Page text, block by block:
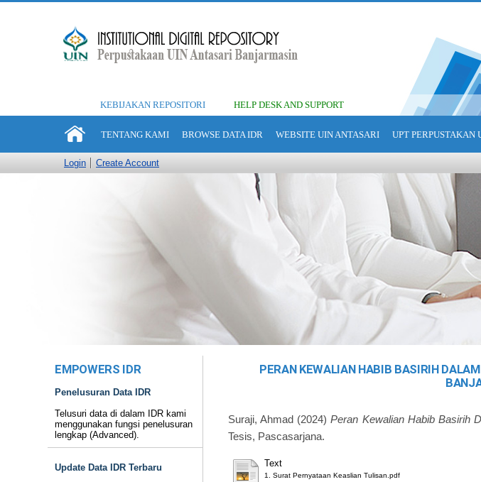
KEBIJAKAN REPOSITORI HELP DESK AND SUPPORT
TENTANG KAMI BROWSE DATA IDR WEBSITE UIN ANTASARI UPT PERPUSTAKAN
Login Create Account
EMPOWERS IDR
Penelusuran Data IDR
Telusuri data di dalam IDR kami
menggunakan fungsi penelusuran
lengkap (Advanced).
Update Data IDR Terbaru
PERAN KEWALIAN HABIB BASIRIH
Suraji, Ahmad (2024)Peran Kewalian Habib Basirih
Tesis, Pascasarjana.
Text
1. Surat Pernyataan Keaslian Tulisan.pdf